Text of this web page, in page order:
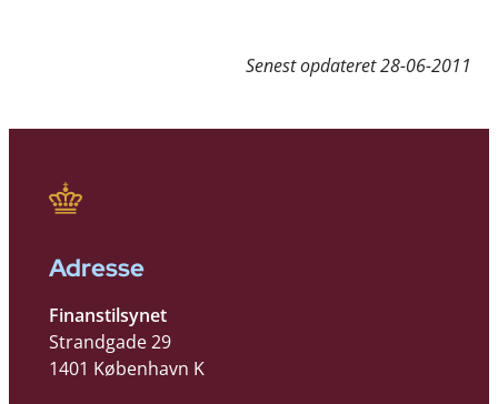
Senest opdateret28-06-2011
Adresse
Finanstilsynet
Strandgade 29
1401 København K